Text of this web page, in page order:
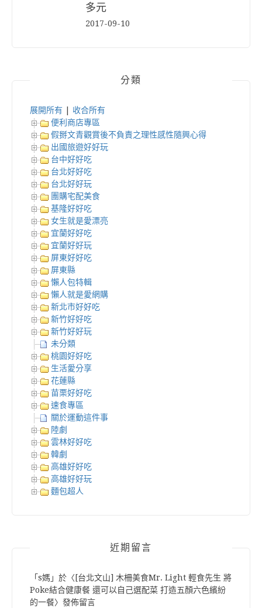
多元
2017-09-10
分類
展開所有
收合所有
便利商店專區
假掰文青觀賞後不負責之理性感性隨興心得
出國旅遊好好玩
台中好好吃
台北好好吃
台北好好玩
團購宅配美食
基隆好好吃
女生就是愛漂亮
宜蘭好好吃
宜蘭好好玩
屏東好好吃
屏東縣
懶人包特輯
懶人就是愛網購
新北市好好吃
新竹好好吃
新竹好好玩
未分類
桃園好好吃
生活愛分享
花蓮縣
苗栗好好吃
速食專區
關於運動這件事
陸劇
雲林好好吃
韓劇
高雄好好吃
高雄好好玩
麵包超人
近期留言
「s媽 」於〈 [台北文山] 木柵美食Mr. Light 輕食先生 將
Poke結合健康餐 還可以自己選配菜 打造五顏六色繽紛
的一餐〉發佈留言